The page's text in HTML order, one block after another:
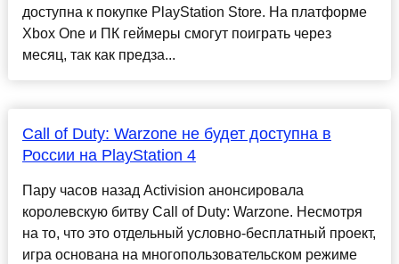
доступна к покупке PlayStation Store. На платформе
Xbox One и ПК геймеры смогут поиграть через
месяц, так как предза...
Call of Duty: Warzone не будет доступна в
России на PlayStation 4
Пару часов назад Activision анонсировала
королевскую битву Call of Duty: Warzone. Несмотря
на то, что это отдельный условно-бесплатный проект,
игра основана на многопользовательском режиме